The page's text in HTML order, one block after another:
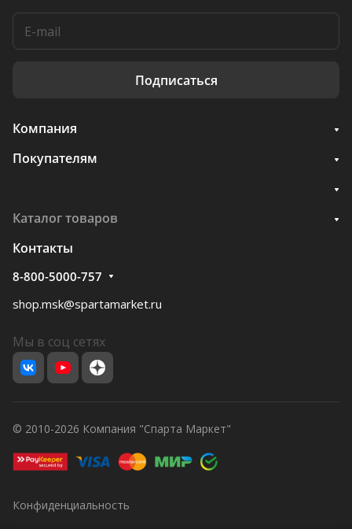
Подписаться
Компания
Покупателям
Каталог товаров
Контакты
8-800-5000-757
shop.msk@spartamarket.ru
Мы в соц сетях
© 2010-2026 Компания "Спарта Маркет"
Конфиденциальность